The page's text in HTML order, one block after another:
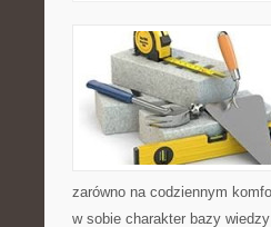
zarówno na codziennym
w sobie charakter bazy